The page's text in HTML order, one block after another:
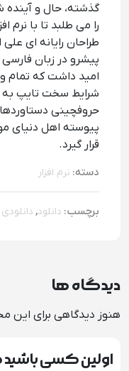
گذشته، حال و
را می طلبد تا با نرم
طراحان رایانه ای
پیشرو در زبان
امید داشت که تمام و
شرایط سخت تایپ به
حروفچینی
پیوسته اهل دنیای
قرار گیرد.
دسته: نرم افزار
برچسب: دانلود, دانلودی
دیدگاه ها
هنوز دیدگاهی برای
اولین کسی